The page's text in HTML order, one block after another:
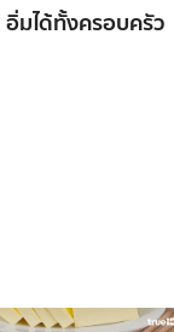
มได้ทั้งครอบครัว